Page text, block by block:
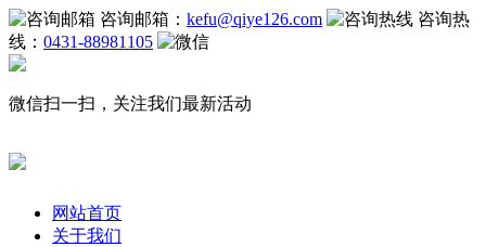
咨询邮箱： kefu@qiye126.com
咨询热
线： 0431-88981105
微信扫一扫，关注我们最新活动
网站首页
关于我们